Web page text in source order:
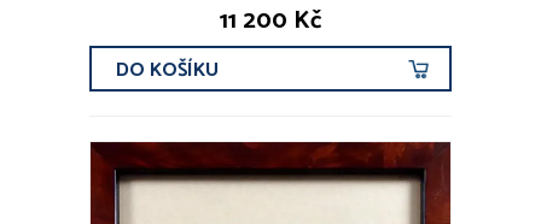
11 200 Kč
DO KOŠÍKU